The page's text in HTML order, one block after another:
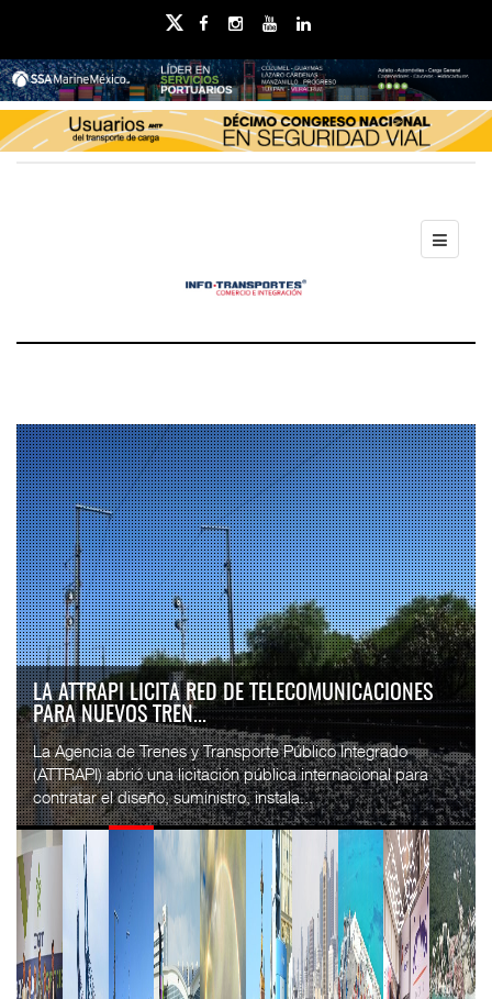
IT-ANÁLISIS: VOLARIS ABRIRÁ RUTA ENTRE
WASHINGTON DULLES Y G...
⮕ IA y automatización redefinen operación aeroportuaria
⮕ Bombardier exhibe Challenger 3500 en LABACE 2026
Volaris anunció una nueva ru...